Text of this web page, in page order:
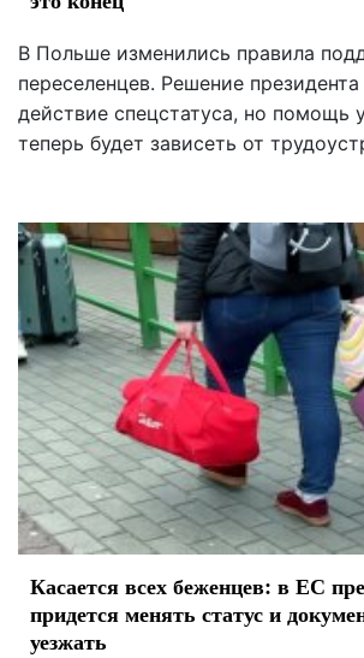
В Польше изменились правила
переселенцев. Решение
действие спецстатуса, но помощь
теперь будет зависеть от
Касается всех беженцев: в ЕС
придется менять статус и
уезжать